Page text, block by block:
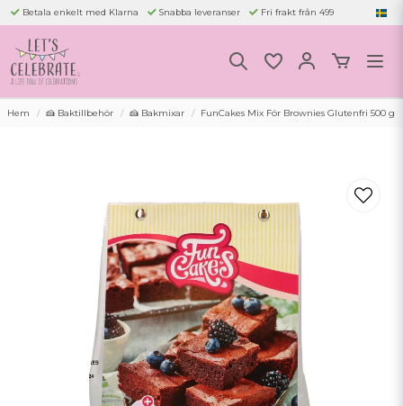
Betala enkelt med Klarna Snabba leveranser Fri frakt från 499
Hem 🍰 Baktillbehör 🍰 Bakmixar FunCakes Mix För Brownies Glutenfri 500 g